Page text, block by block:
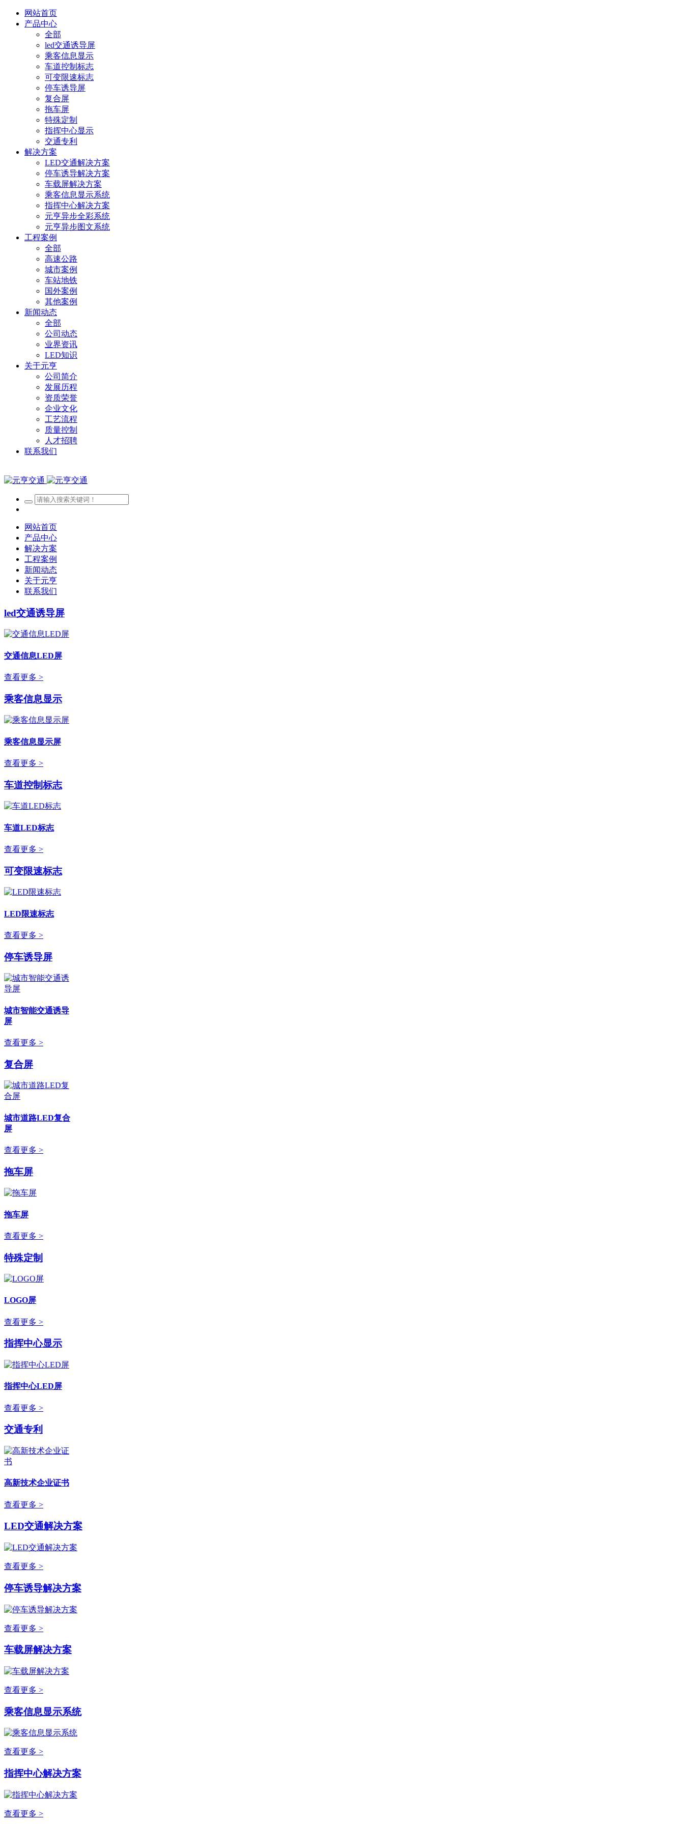
网站首页
产品中心
全部
led交通诱导屏
乘客信息显示
车道控制标志
可变限速标志
停车诱导屏
复合屏
拖车屏
特殊定制
指挥中心显示
交通专利
解决方案
LED交通解决方案
停车诱导解决方案
车载屏解决方案
乘客信息显示系统
指挥中心解决方案
元亨异步全彩系统
元亨异步图文系统
工程案例
全部
高速公路
城市案例
车站地铁
国外案例
其他案例
新闻动态
全部
公司动态
业界资讯
LED知识
关于元亨
公司简介
发展历程
资质荣誉
企业文化
工艺流程
质量控制
人才招聘
联系我们
网站首页
产品中心
解决方案
工程案例
新闻动态
关于元亨
联系我们
led交通诱导屏
交通信息LED屏
查看更多 >
乘客信息显示
乘客信息显示屏
查看更多 >
车道控制标志
车道LED标志
查看更多 >
可变限速标志
LED限速标志
查看更多 >
停车诱导屏
城市智能交通诱导
屏
查看更多 >
复合屏
城市道路LED复合
屏
查看更多 >
拖车屏
拖车屏
查看更多 >
特殊定制
LOGO屏
查看更多 >
指挥中心显示
指挥中心LED屏
查看更多 >
交通专利
高新技术企业证书
查看更多 >
LED交通解决方案
查看更多 >
停车诱导解决方案
查看更多 >
车载屏解决方案
查看更多 >
乘客信息显示系统
查看更多 >
指挥中心解决方案
查看更多 >